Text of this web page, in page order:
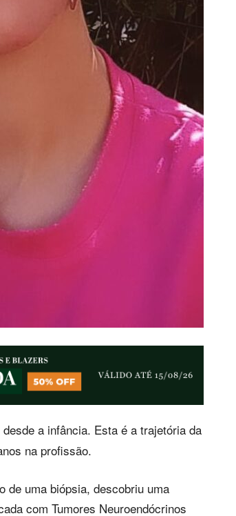
a infância. Esta é a trajetória da
na profissão.
de uma biópsia, descobriu uma
com Tumores Neuroendócrinos